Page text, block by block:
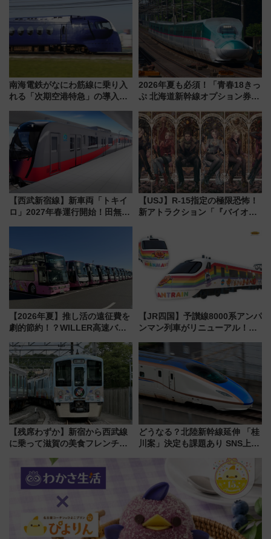
南海電鉄がなにわ筋線に乗り入
れる「次期空港特急」の導入を
日本初の鉄道デザイン
2026年夏も必須！「青春18きっ
ぷ 北海道新幹線オプション券」
の罠
【西武新宿線】新車両「トキイ
ロ」2027年春運行開始！田無・
【USJ】R-15指定の極限恐怖！
新アトラクション「『バイオハ
ブ」今秋登場 ―予測不能の恐
怖に泣き叫べ―
【2026年夏】推し活の遠征費を
劇的節約！？WILLER高速バス
温泉の最強ルート 予約期間・
対象路線まとめ
【JR四国】予讃線8000系アンパ
ンマン列車がリニューアル！内
今年12月
【残席わずか】新宿から西武線
に乗って滋賀の美食フレンチを
「52席の至福」で味わう近江牛
や伝統文化の特別コラボ
どうなる？北陸新幹線延伸 「桂
川案」決定も課題あり SNS上の